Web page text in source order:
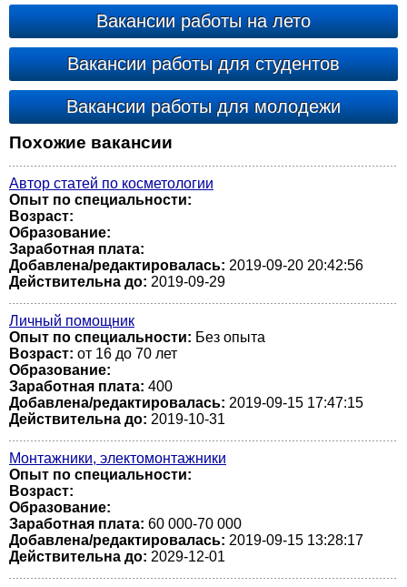
Вакансии работы на лето
Вакансии работы для студентов
Вакансии работы для молодежи
Похожие вакансии
Автор статей по косметологии
Опыт по специальности:
Возраст:
Образование:
Заработная плата:
Добавлена/редактировалась: 2019-09-20 20:42:56
Действительна до: 2019-09-29
Личный помощник
Опыт по специальности: Без опыта
Возраст: от 16 до 70 лет
Образование:
Заработная плата: 400
Добавлена/редактировалась: 2019-09-15 17:47:15
Действительна до: 2019-10-31
Монтажники, электомонтажники
Опыт по специальности:
Возраст:
Образование:
Заработная плата: 60 000-70 000
Добавлена/редактировалась: 2019-09-15 13:28:17
Действительна до: 2029-12-01